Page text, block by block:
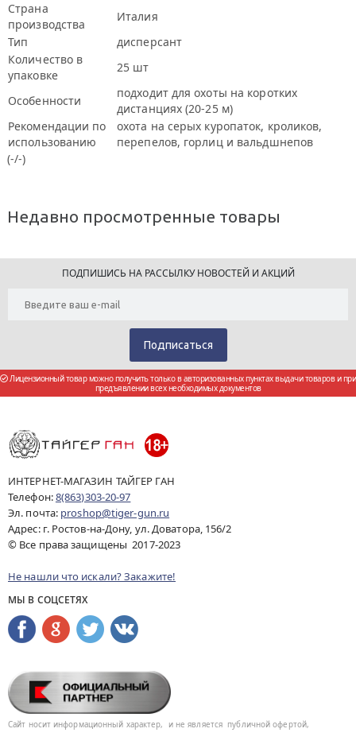
Страна
производства
Италия
Тип
дисперсант
Количество в
упаковке
25 шт
Особенности
подходит для охоты на коротких
дистанциях (20-25 м)
Рекомендации по
использованию
охота на серых куропаток, кроликов,
перепелов, горлиц и вальдшнепов
(-/-)
Недавно просмотренные товары
ПОДПИШИСЬ НА РАССЫЛКУ НОВОСТЕЙ И АКЦИЙ
Лицензионный товар можно получить только в авторизованных пунктах выдачи товаров и при
предъявлении всех необходимых документов
ИНТЕРНЕТ-МАГАЗИН ТАЙГЕР ГАН
Телефон:8(863)303-20-97
Эл. почта: proshop@tiger-gun.ru
Адрес: г. Ростов-на-Дону, ул. Доватора, 156/2
© Все права защищены 2017-2023
Не нашли что искали? Закажите!
МЫ В СОЦСЕТЯХ
Сайт носит информационный характер, и не является публичной офертой,